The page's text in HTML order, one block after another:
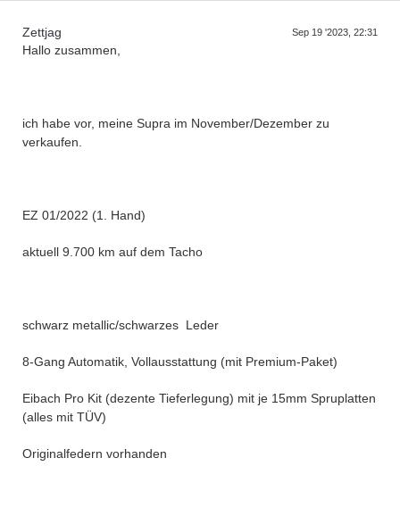
D
a
s
T
r
e
f
f
e
n
d
e
r
G
e
n
e
r
a
t
i
o
n
e
n
Zettjag Sep 19 '2023, 22:31
Hallo zusammen,
ich habe vor, meine Supra im November/Dezember zu
verkaufen.
EZ 01/2022 (1. Hand)
aktuell 9.700 km auf dem Tacho
schwarz metallic/schwarzes Leder
8-Gang Automatik, Vollausstattung (mit Premium-Paket)
Eibach Pro Kit (dezente Tieferlegung) mit je 15mm Spruplatten
(alles mit TÜV)
Originalfedern vorhanden